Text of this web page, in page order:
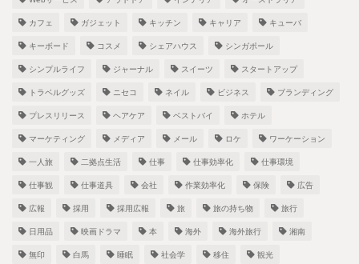
カフェ ガジェット キッチン キャリア キューバ
キーボード コスメ シェアハウス シンガポール
シンプルライフ ジャーナル スイーツ スタートアップ
トラベルグッズ ニセコ ネイル ビジネス ブランディング
プレスリリース ヘアケア ベストバイ ホテル
マーケティング メディア メール ロケ ワーケーション
一人旅 二拠点生活 仕事 仕事効率化 仕事環境
仕事観 仕事道具 会社 作業効率化 保険 広告
広報 採用 採用広報 旅 旅の持ち物 旅行
日用品 映画ドラマ 本 海外 海外旅行 湘南
無印 白馬 睡眠 社会学 移住 観光